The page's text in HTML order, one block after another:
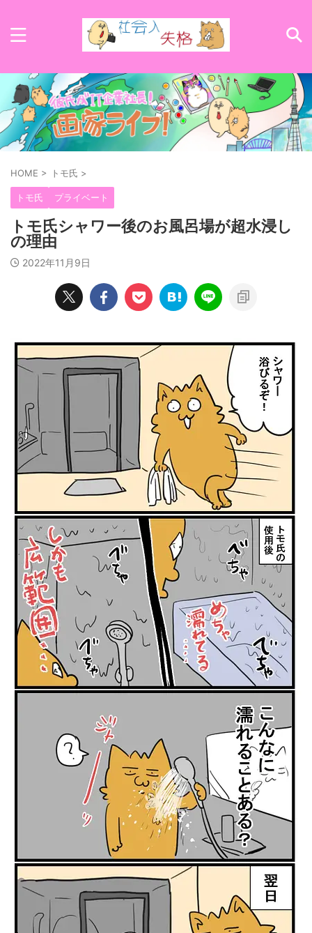
HOME > トモ氏 >
トモ氏 プライベート
トモ氏シャワー後のお風呂場が超水浸し
の理由
2022年11月9日